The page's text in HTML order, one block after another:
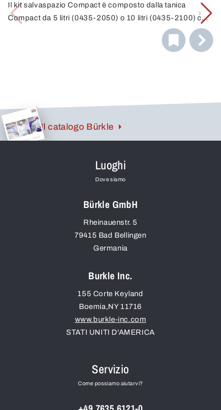
Il kit salvaspazio Compact è composto dalla tanica
Compact da 5 litri (0435-2050) o 10 litri (0435-2100) con
beccuccio filettato e dal rubinetto Compact (0530-1000).
Il rubinetto di arresto Compact è il complemento ideale
Il catalogo Bürkle
Luoghi
Dove siamo
Bürkle GmbH
Rheinauenstr. 5
79415 Bad Bellingen
Germania
Burkle Inc.
155 Corte Keyland
Boemia,NY 11716
www.burkle-inc.com
STATI UNITI D'AMERICA
Servizio
Come possiamo aiutarvi?